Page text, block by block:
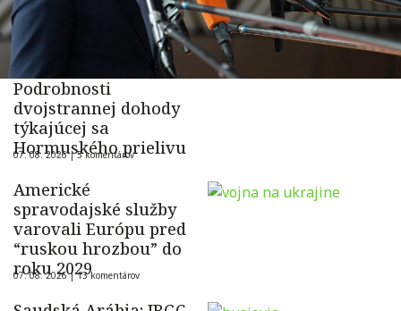
Podrobnosti
dvojstrannej dohody
týkajúcej sa
Hormuského prielivu
07. 08. 2026 |5 komentárov
Americké
spravodajské služby
varovali Európu pred
“ruskou hrozbou” do
roku 2029
07. 08. 2026 |13 komentárov